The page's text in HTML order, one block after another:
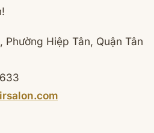
Phường Hiệp Tân, Quận Tân